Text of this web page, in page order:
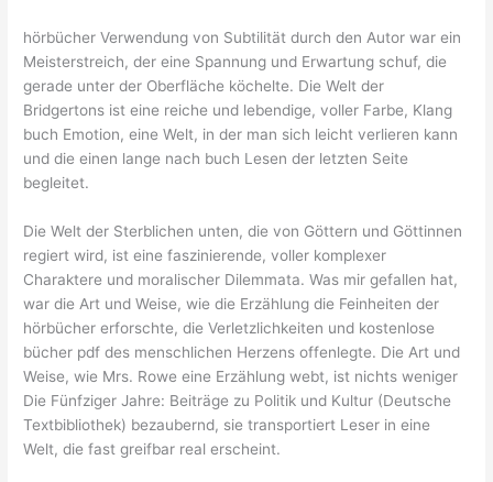
hörbücher Verwendung von Subtilität durch den Autor war ein
Meisterstreich, der eine Spannung und Erwartung schuf, die
gerade unter der Oberfläche köchelte. Die Welt der
Bridgertons ist eine reiche und lebendige, voller Farbe, Klang
buch Emotion, eine Welt, in der man sich leicht verlieren kann
und die einen lange nach buch Lesen der letzten Seite
begleitet.
Die Welt der Sterblichen unten, die von Göttern und Göttinnen
regiert wird, ist eine faszinierende, voller komplexer
Charaktere und moralischer Dilemmata. Was mir gefallen hat,
war die Art und Weise, wie die Erzählung die Feinheiten der
hörbücher erforschte, die Verletzlichkeiten und kostenlose
bücher pdf des menschlichen Herzens offenlegte. Die Art und
Weise, wie Mrs. Rowe eine Erzählung webt, ist nichts weniger
Die Fünfziger Jahre: Beiträge zu Politik und Kultur (Deutsche
Textbibliothek) bezaubernd, sie transportiert Leser in eine
Welt, die fast greifbar real erscheint.